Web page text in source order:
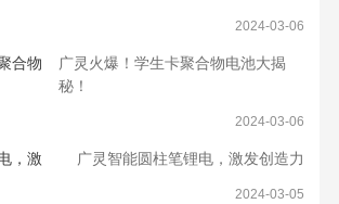
2024-03-06
广灵火爆！学生卡聚合物电池大揭
秘！
2024-03-06
广灵智能圆柱笔锂电，激发创造力
2024-03-05